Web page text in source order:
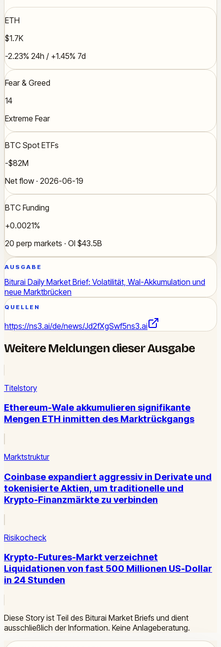
ETH
$1.7K
-2.23% 24h / +1.45% 7d
Fear & Greed
14
Extreme Fear
BTC Spot ETFs
-$82M
Net flow · 2026-06-19
BTC Funding
+0.0021%
20 perp markets · OI $43.5B
AUSGABE
Biturai Daily Market Brief: Volatilität, Wal-Akkumulation und
neue Marktbrücken
QUELLEN
https://ns3.ai/de/news/Jd2fXgSwf5ns3.ai
Weitere Meldungen dieser Ausgabe
Titelstory
Ethereum-Wale akkumulieren signifikante
Mengen ETH inmitten des Marktrückgangs
Marktstruktur
Coinbase expandiert aggressiv in Derivate und
tokenisierte Aktien, um traditionelle und
Krypto-Finanzmärkte zu verbinden
Risikocheck
Krypto-Futures-Markt verzeichnet
Liquidationen von fast 500 Millionen US-Dollar
in 24 Stunden
Diese Story ist Teil des Biturai Market Briefs und dient
ausschließlich der Information. Keine Anlageberatung.